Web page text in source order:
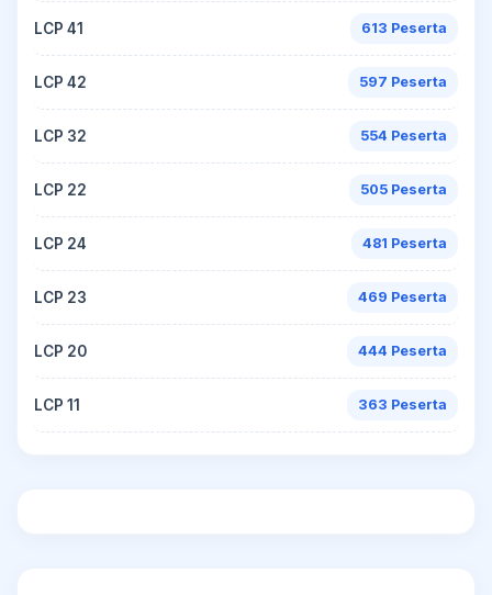
LCP 41 613 Peserta
LCP 42 597 Peserta
LCP 32 554 Peserta
LCP 22 505 Peserta
LCP 24 481 Peserta
LCP 23 469 Peserta
LCP 20 444 Peserta
LCP 11 363 Peserta